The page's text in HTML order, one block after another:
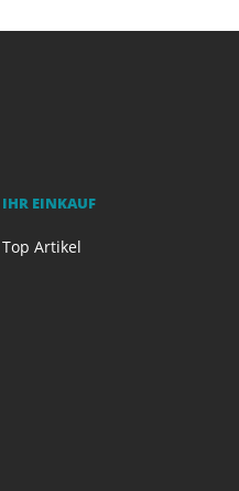
IHR EINKAUF
Top Artikel